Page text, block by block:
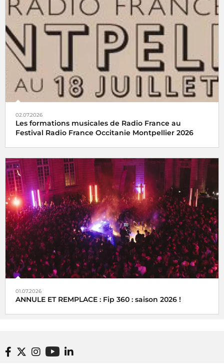
02.07.2026
Les formations musicales de Radio France au
Festival Radio France Occitanie Montpellier 2026
01.07.2026
ANNULE ET REMPLACE : Fip 360 : saison 2026 !